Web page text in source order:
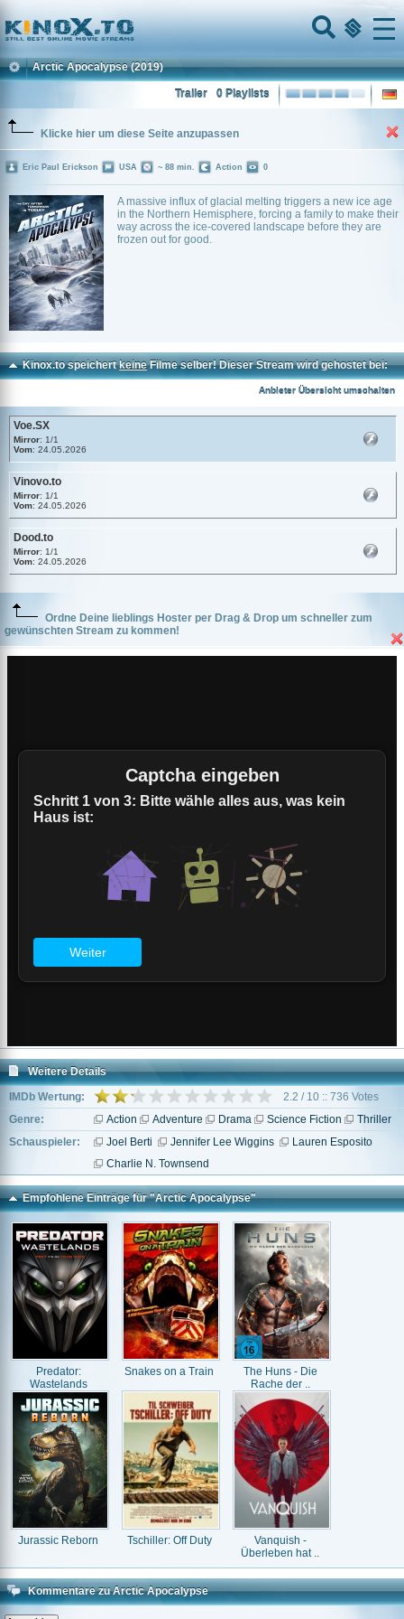
Home
Menu
Arctic Apocalypse (2019)
0 Playlists
Trailer
Klicke hier um diese Seite anzupassen
A massive influx of glacial melting triggers a new ice age
in the Northern Hemisphere, forcing a family to make their
way across the ice-covered landscape before they are
frozen out for good.
Eric Paul Erickson USA ~ 88 min. Action 0
Kinox.to speichertkeineFilme selber! Dieser Stream wird gehostet bei:
Anbieter Übersicht umschalten
Voe.SX
Mirror: 1/1
Vom: 24.05.2026
Vinovo.to
Mirror: 1/1
Vom: 24.05.2026
Dood.to
Mirror: 1/1
Vom: 24.05.2026
Ordne Deine lieblings Hoster per Drag & Drop um schneller zum
gewünschten Stream zu kommen!
Weitere Details
IMDb Wertung:
2.2 / 10 :: 736 Votes
Genre:
Action Adventure Drama Science Fiction
Thriller
Schauspieler:
Joel Berti Jennifer Lee Wiggins
Lauren Esposito
Charlie N. Townsend
Empfohlene Einträge für "Arctic Apocalypse"
Predator:
Wastelands
Snakes on a Train
The Huns - Die
Rache der ..
Jurassic Reborn Tschiller: Off Duty
Vanquish -
Überleben hat ..
Kommentare zu Arctic Apocalypse